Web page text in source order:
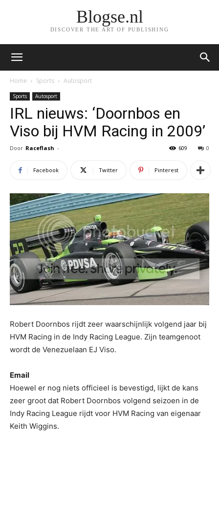
Blogse.nl
DISCOVER THE ART OF PUBLISHING
Home Sports Autosport
Sports Autosport
IRL nieuws: ‘Doornbos en
Viso bij HVM Racing in 2009’
Door Raceflash - 0
609
Facebook Twitter Pinterest
Robert Doornbos rijdt zeer waarschijnlijk volgend jaar bij
HVM Racing in de Indy Racing League. Zijn teamgenoot
wordt de Venezuelaan EJ Viso.
Email
Hoewel er nog niets officieel is bevestigd, lijkt de kans
zeer groot dat Robert Doornbos volgend seizoen in de
Indy Racing League rijdt voor HVM Racing van eigenaar
Keith Wiggins.